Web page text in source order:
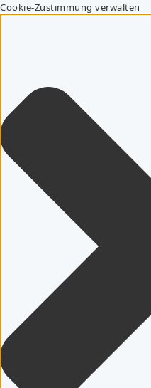
Cookie-Zustimmung verwalten